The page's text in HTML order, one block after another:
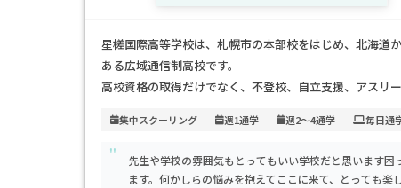
星槎国際高等学校は、札幌市の本部校をはじめ、北海道
ある広域通信制高校です。
高校資格の取得だけでなく、不登校、自立支援、アスリ
習熟度に合わせたクラス編成や、全国モデルにもなった
ポートを受けることができます。
集中スクーリング 週1通学 週2～4通学 毎日通
"
先生や学校の雰囲気もとってもいい学校だと思います
ます。何かしらの悩みを抱えてここに来て、とっても